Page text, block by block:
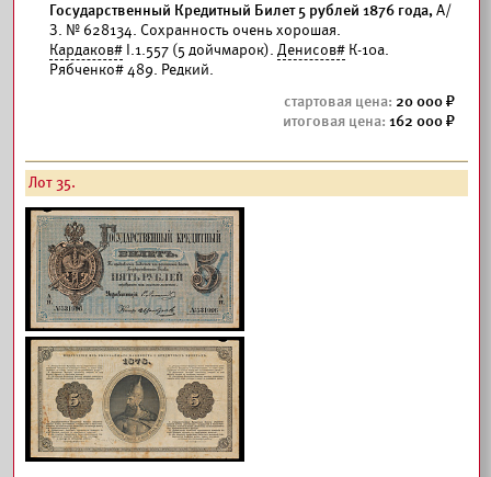
Государственный Кредитный Билет 5 рублей 1876 года,А/
З. № 628134. Сохранность очень хорошая.
Кардаков# I.1.557 (5 дойчмарок). Денисов# К-10а.
Рябченко# 489. Редкий.
20 000
162 000
Лот 35.